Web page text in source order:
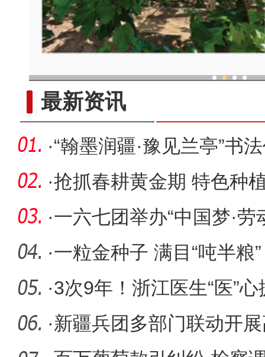
最新资讯
·“翰墨润疆·豫见兰亭”书
开幕
·抢抓春耕黄金期 特色种
·一六七团举办“中国梦·
舞步
·一粒金种子 满目“吨半粮”
·3次9年！浙江医生“医”
健康
·新疆兵团多部门联动开